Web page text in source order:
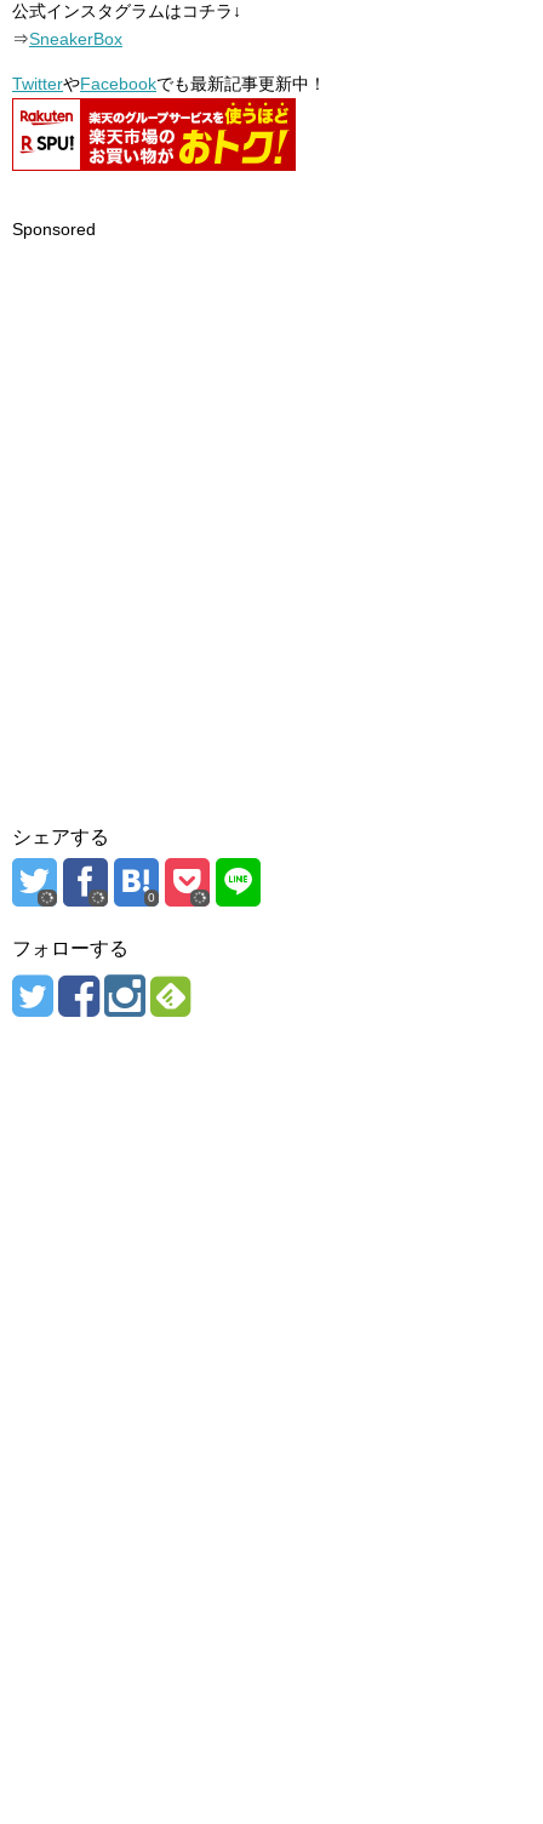
公式インスタグラムはコチラ↓
⇒SneakerBox
TwitterやFacebookでも最新記事更新中！
Sponsored
シェアする
0
フォローする